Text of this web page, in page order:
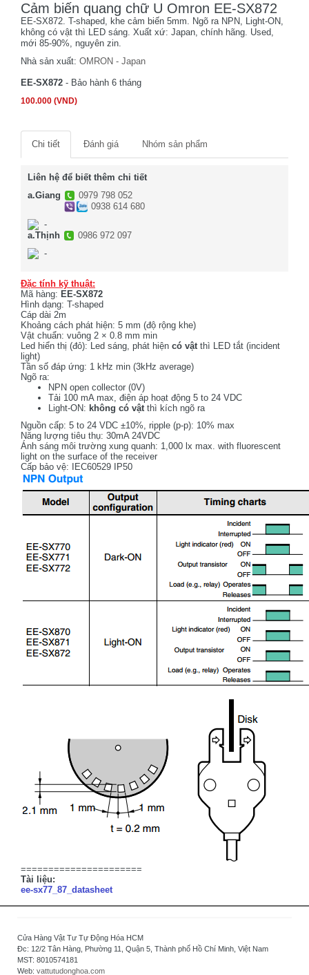
Cảm biến quang chữ U Omron EE-SX872
EE-SX872. T-shaped, khe cảm biến 5mm. Ngõ ra NPN, Light-ON,
không có vật thì LED sáng. Xuất xứ: Japan, chính hãng. Used,
mới 85-90%, nguyên zin.
Nhà sản xuất: OMRON - Japan
EE-SX872 - Bảo hành 6 tháng
100.000 (VND)
Chi tiết Đánh giá Nhóm sản phẩm
Liên hệ để biết thêm chi tiết
a.Giang
0979 798 052
0938 614 680
-
a.Thịnh
0986 972 097
-
Đặc tính kỹ thuật:
Mã hàng: EE-SX872
Hình dạng: T-shaped
Cáp dài 2m
Khoảng cách phát hiện: 5 mm (độ rộng khe)
Vật chuẩn: vuông 2 × 0.8 mm min
Led hiển thị (đỏ): Led sáng, phát hiện có vậtthì LED tắt (incident
light)
Tần số đáp ứng: 1 kHz min (3kHz average)
Ngõ ra:
NPN open collector (0V)
Tải 100 mA max, điện áp hoạt động 5 to 24 VDC
Light-ON: không có vậtthì kích ngõ ra
Nguồn cấp: 5 to 24 VDC ±10%, ripple (p-p): 10% max
Năng lượng tiêu thụ: 30mA 24VDC
Ánh sáng môi trường xung quanh: 1,000 lx max. with fluorescent
light on the surface of the receiver
Cấp bảo vệ: IEC60529 IP50
======================
Tài liệu:
ee-sx77_87_datasheet
Cửa Hàng Vật Tư Tự Động Hóa HCM
Đc: 12/2 Tân Hàng, Phường 11, Quận 5, Thành phố Hồ Chí Minh, Việt Nam
MST: 8010574181
Web: vattutudonghoa.com